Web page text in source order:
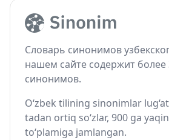
Словарь синонимов
нашем сайте содержит более
синонимов.
O‘zbek tilining sinonimlar
tadan ortiq so‘zlar, 900 ga
to‘plamiga jamlangan.